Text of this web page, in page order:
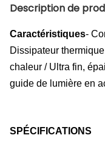
Description de
Caractéristiques-
Dissipateur
chaleur / Ultra fin,
guide de lumière en
SPÉCIFICATIONS